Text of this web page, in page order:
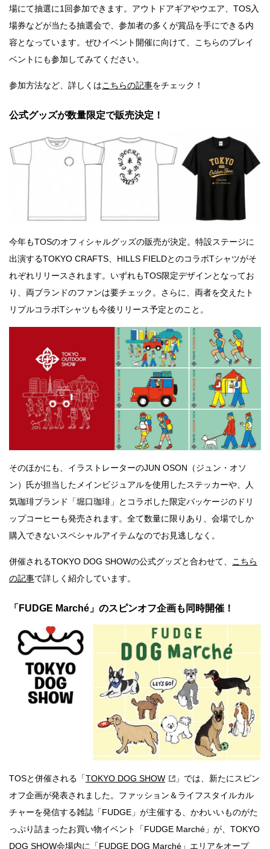
場にて抽選に1回参加できます。アウトドアギアやウエア、TOS入
場券などが当たる抽選会で、参加者の多くが賞品を手にできる内
容となっています。ぜひイベント開催に向けて、こちらのプレイ
ベントにも参加してみてください。
参加方法など、詳しくはこちらの記事をチェック！
公式グッズが数量限定で販売決定！
今年もTOSのオフィシャルグッズの販売が決定。特設ステージに
出演するTOKYO CRAFTS、HILLS FIELDとのコラボTシャツがそ
れぞれリリースされます。いずれもTOS限定デザインとなってお
り、両ブランドのファンは要チェック。さらに、両者を交えたト
リプルコラボTシャツも今後リリース予定とのこと。
そのほかにも、イラストレーターのJUN OSON（ジュン・オソ
ン）氏が担当したメインビジュアルを使用したステッカーや、人
気珈琲ブランド「堀口珈琲」とコラボした限定パッケージのドリ
ップコーヒーも発売されます。全て数量に限りあり、会場でしか
購入できないスペシャルアイテムなのでお見逃しなく。
併催されるTOKYO DOG SHOWの公式グッズと合わせて、
こちら
の記事で詳しく紹介しています。
「FUDGE Marché」のスピンオフ企画も同時開催！
TOSと併催される「TOKYO DOG SHOW
」では、新たにスピン
オフ企画が発表されました。ファッション＆ライフスタイルカル
チャーを発信する雑誌「FUDGE」が主催する、かわいいものがた
っぷり詰まったお買い物イベント「FUDGE Marché」が、TOKYO
DOG SHOW会場内に「FUDGE DOG Marché」エリアをオープ